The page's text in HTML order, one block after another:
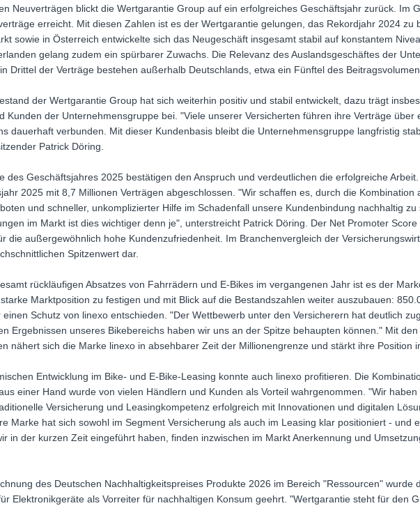
Neuverträgen blickt die Wertgarantie Group auf ein erfolgreiches Geschäftsjahr zurück. Im
erreicht. Mit diesen Zahlen ist es der Wertgarantie gelungen, das Rekordjahr 2024 zu
sowie in Österreich entwickelte sich das Neugeschäft insgesamt stabil auf konstantem
gelang zudem ein spürbarer Zuwachs. Die Relevanz des Auslandsgeschäftes der
Drittel der Verträge bestehen außerhalb Deutschlands, etwa ein Fünftel des
der Wertgarantie Group hat sich weiterhin positiv und stabil entwickelt, dazu trägt
Kunden der Unternehmensgruppe bei. "Viele unserer Versicherten führen ihre Verträge über
dauerhaft verbunden. Mit dieser Kundenbasis bleibt die Unternehmensgruppe langfristig
Patrick Döring.
des Geschäftsjahres 2025 bestätigen den Anspruch und verdeutlichen die erfolgreiche
2025 mit 8,7 Millionen Verträgen abgeschlossen. "Wir schaffen es, durch die Kombination
und schneller, unkomplizierter Hilfe im Schadenfall unsere Kundenbindung nachhaltig
im Markt ist dies wichtiger denn je", unterstreicht Patrick Döring. Der Net Promoter
die außergewöhnlich hohe Kundenzufriedenheit. Im Branchenvergleich der
Spitzenwert dar.
rückläufigen Absatzes von Fahrrädern und E-Bikes im vergangenen Jahr ist es der
Marktposition zu festigen und mit Blick auf die Bestandszahlen weiter auszubauen:
einen Schutz von linexo entschieden. "Der Wettbewerb unter den Versicherern hat deutlich
Ergebnissen unseres Bikebereichs haben wir uns an der Spitze behaupten können." Mit
nähert sich die Marke linexo in absehbarer Zeit der Millionengrenze und stärkt ihre Position
Entwicklung im Bike- und E-Bike-Leasing konnte auch linexo profitieren. Die
einer Hand wurde von vielen Händlern und Kunden als Vorteil wahrgenommen. "Wir
Versicherung und Leasingkompetenz erfolgreich mit Innovationen und digitalen
Marke hat sich sowohl im Segment Versicherung als auch im Leasing klar positioniert - und
in der kurzen Zeit eingeführt haben, finden inzwischen im Markt Anerkennung und
des Deutschen Nachhaltigkeitspreises Produkte 2026 im Bereich "Ressourcen" wurde
Elektronikgeräte als Vorreiter für nachhaltigen Konsum geehrt. "Wertgarantie steht für den